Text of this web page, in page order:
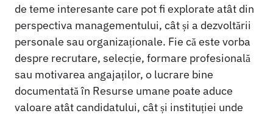
de teme interesante care pot fi explorate atât din
perspectiva managementului, cât și a dezvoltării
personale sau organizaționale. Fie că este vorba
despre recrutare, selecție, formare profesională
sau motivarea angajaților, o lucrare bine
documentată în Resurse umane poate aduce
valoare atât candidatului, cât și instituției unde